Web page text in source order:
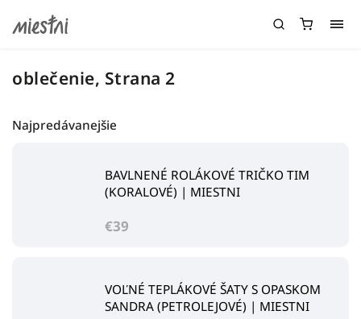
oblečenie, Strana 2
Najpredávanejšie
BAVLNENÉ ROLÁKOVÉ TRIČKO TIM
(KORALOVÉ) | MIESTNI
€39
VOĽNÉ TEPLÁKOVÉ ŠATY S OPASKOM
SANDRA (PETROLEJOVÉ) | MIESTNI